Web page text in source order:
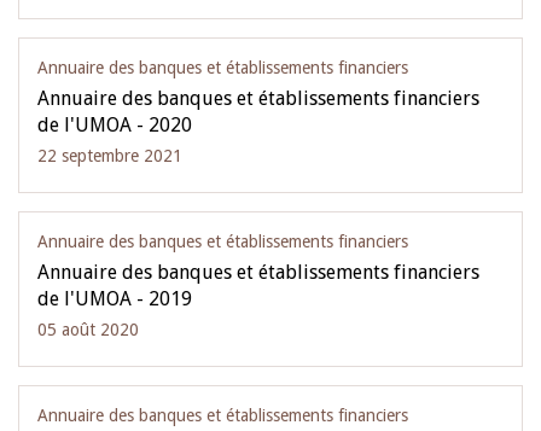
Annuaire des banques et établissements financiers
Annuaire des banques et établissements financiers
de l'UMOA - 2020
22 septembre 2021
Annuaire des banques et établissements financiers
Annuaire des banques et établissements financiers
de l'UMOA - 2019
05 août 2020
Annuaire des banques et établissements financiers